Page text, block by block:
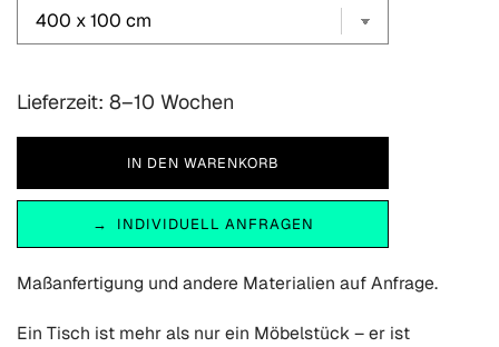
Lieferzeit: 8–10 Wochen
INDIVIDUELL ANFRAGEN
Maßanfertigung und andere Materialien auf Anfrage.
Ein Tisch ist mehr als nur ein Möbelstück – er ist